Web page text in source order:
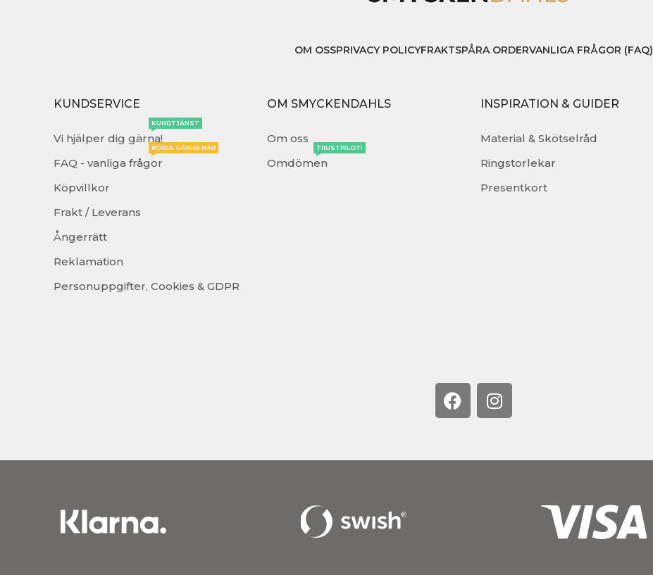
OM OSSPRIVACY POLICYFRAKTSPÅRA ORDERVANLIGA FRÅGOR (FAQ)
KUNDSERVICE
Vi hjälper dig gärna!
KUNDTJÄNST
FAQ - vanliga frågor
BÖRJA GÄRNA HÄR
Köpvillkor
Frakt / Leverans
Ångerrätt
Reklamation
Personuppgifter, Cookies & GDPR
OM SMYCKENDAHLS
Om oss
Omdömen
TRUSTPILOT!
INSPIRATION & GUIDER
Material & Skötselråd
Ringstorlekar
Presentkort